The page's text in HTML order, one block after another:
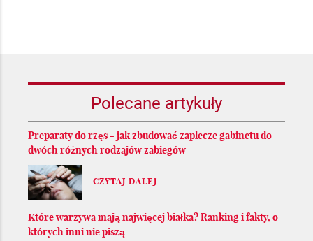
Polecane artykuły
Preparaty do rzęs - jak zbudować zaplecze gabinetu do
dwóch różnych rodzajów zabiegów
CZYTAJ DALEJ
Które warzywa mają najwięcej białka? Ranking i fakty, o
których inni nie piszą